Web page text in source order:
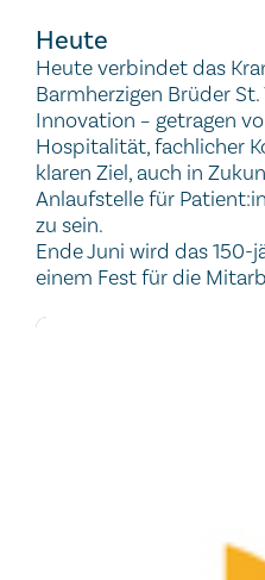
Heute
Heute verbindet das
Barmherzigen Brüder
Innovation – getragen
Hospitalität, fachlicher
klaren Ziel, auch in
Anlaufstelle für
zu sein.
Ende Juni wird das
einem Fest für die